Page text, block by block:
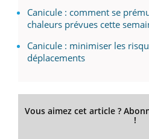
Canicule : comment se
chaleurs prévues cette
Canicule : minimiser les
déplacements
Vous aimez cet article ?
!